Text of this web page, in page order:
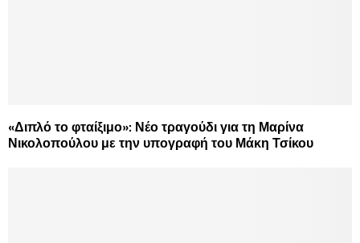
«Διπλό το φταίξιμο»: Νέο τραγούδι για τη Μαρίνα
Νικολοπούλου με την υπογραφή του Μάκη Τσίκου